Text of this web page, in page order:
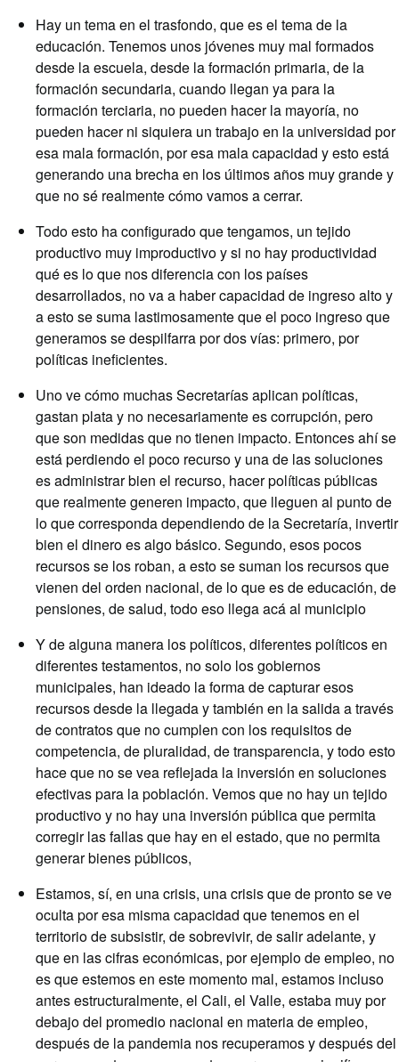
Hay un tema en el trasfondo, que es el tema de la
educación. Tenemos unos jóvenes muy mal formados
desde la escuela, desde la formación primaria, de la
formación secundaria, cuando llegan ya para la
formación terciaria, no pueden hacer la mayoría, no
pueden hacer ni siquiera un trabajo en la universidad por
esa mala formación, por esa mala capacidad y esto está
generando una brecha en los últimos años muy grande y
que no sé realmente cómo vamos a cerrar.
Todo esto ha configurado que tengamos, un tejido
productivo muy improductivo y si no hay productividad
qué es lo que nos diferencia con los países
desarrollados, no va a haber capacidad de ingreso alto y
a esto se suma lastimosamente que el poco ingreso que
generamos se despilfarra por dos vías: primero, por
políticas ineficientes.
Uno ve cómo muchas Secretarías aplican políticas,
gastan plata y no necesariamente es corrupción, pero
que son medidas que no tienen impacto. Entonces ahí se
está perdiendo el poco recurso y una de las soluciones
es administrar bien el recurso, hacer políticas públicas
que realmente generen impacto, que lleguen al punto de
lo que corresponda dependiendo de la Secretaría, invertir
bien el dinero es algo básico. Segundo, esos pocos
recursos se los roban, a esto se suman los recursos que
vienen del orden nacional, de lo que es de educación, de
pensiones, de salud, todo eso llega acá al municipio
Y de alguna manera los políticos, diferentes políticos en
diferentes testamentos, no solo los gobiernos
municipales, han ideado la forma de capturar esos
recursos desde la llegada y también en la salida a través
de contratos que no cumplen con los requisitos de
competencia, de pluralidad, de transparencia, y todo esto
hace que no se vea reflejada la inversión en soluciones
efectivas para la población. Vemos que no hay un tejido
productivo y no hay una inversión pública que permita
corregir las fallas que hay en el estado, que no permita
generar bienes públicos,
Estamos, sí, en una crisis, una crisis que de pronto se ve
oculta por esa misma capacidad que tenemos en el
territorio de subsistir, de sobrevivir, de salir adelante, y
que en las cifras económicas, por ejemplo de empleo, no
es que estemos en este momento mal, estamos incluso
antes estructuralmente, el Cali, el Valle, estaba muy por
debajo del promedio nacional en materia de empleo,
después de la pandemia nos recuperamos y después del